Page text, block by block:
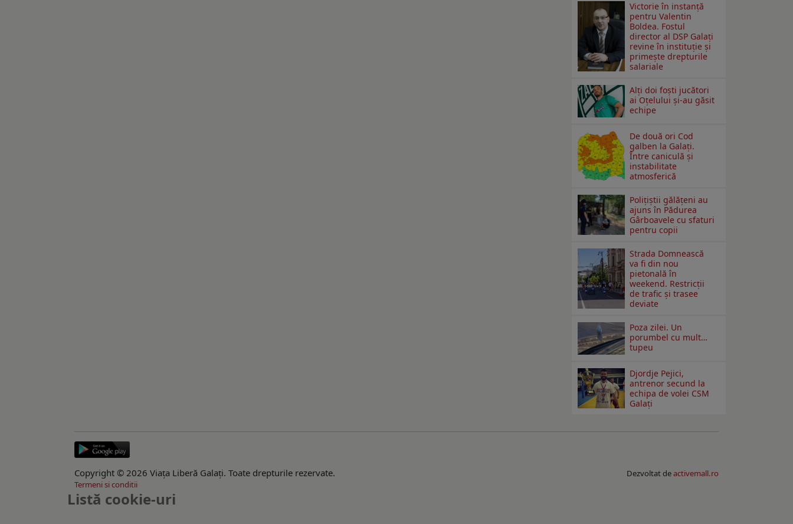
Victorie în instanță
pentru Valentin
Boldea. Fostul
director al DSP Galați
revine în instituție și
primește drepturile
salariale
Alți doi foști jucători
ai Oțelului și-au găsit
echipe
De două ori Cod
galben la Galaţi.
Între caniculă şi
instabilitate
atmosferică
Polițiștii gălățeni au
ajuns în Pădurea
Gârboavele cu sfaturi
pentru copii
Strada Domnească
va fi din nou
pietonală în
weekend. Restricţii
de trafic şi trasee
deviate
Poza zilei. Un
porumbel cu mult…
tupeu
Djordje Pejici,
antrenor secund la
echipa de volei CSM
Galați
Copyright © 2026 Viaţa Liberă Galaţi. Toate drepturile rezervate. Dezvoltat deactivemall.ro
Termeni si conditii
Listă cookie-uri